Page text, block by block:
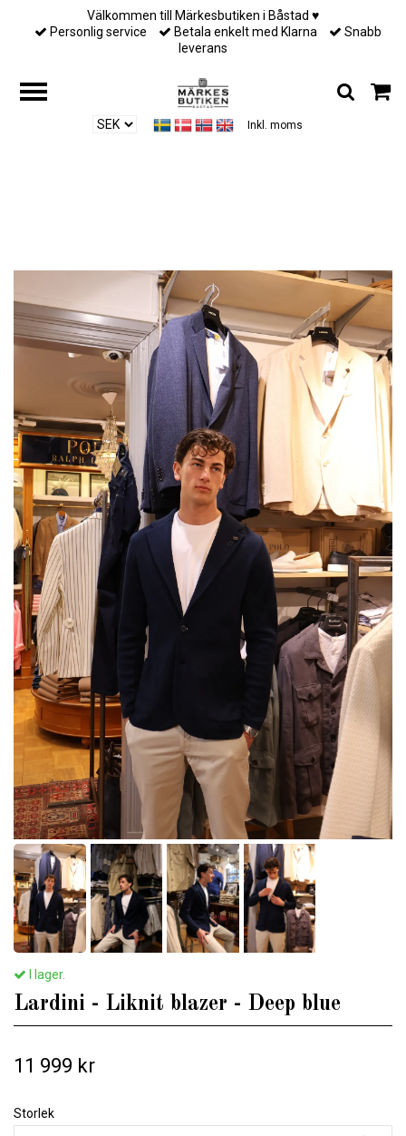
Välkommen till Märkesbutiken i Båstad ♥︎
Personlig service
Betala enkelt med Klarna
Snabb
leverans
Inkl. moms
I lager.
Lardini - Liknit blazer - Deep blue
11 999 kr
Storlek